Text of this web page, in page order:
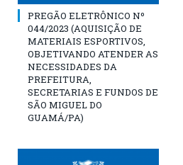
PREGÃO ELETRÔNICO Nº
044/2023 (AQUISIÇÃO DE
MATERIAIS ESPORTIVOS,
OBJETIVANDO ATENDER AS
NECESSIDADES DA
PREFEITURA,
SECRETARIAS E FUNDOS DE
SÃO MIGUEL DO
GUAMÁ/PA)